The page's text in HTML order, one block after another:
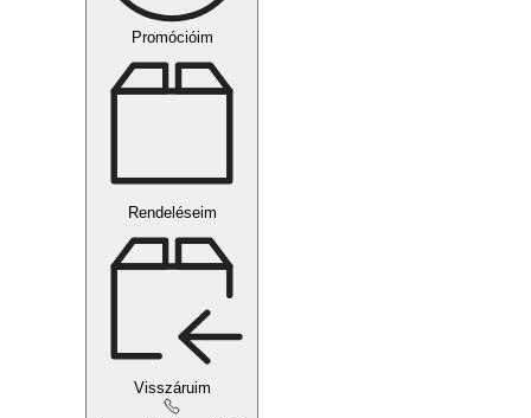
Promócióim
Rendeléseim
Visszáruim